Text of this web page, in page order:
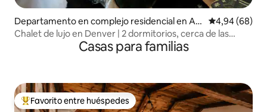
Departamento en complejo residencial en An
gel Fire
Calificación
4,94 (68)
Chalet de lujo en Denver | 2 dormitorios, cerca de las
pistas y de lugares para comer
Casas para familias
Favorito entre los huéspedes más destacados
Favorito entre huéspedes